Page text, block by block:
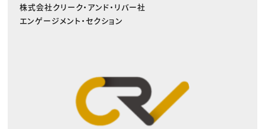
株式会社クリーク・アンド・リバー社
エンゲージメント・セクション